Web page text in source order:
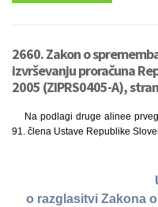
2660. Zakon o
izvrševanju proračuna
2005 (ZIPRS0405-A),
Na podlagi druge alinee
91. člena Ustave Republike
o razglasitvi Zakona